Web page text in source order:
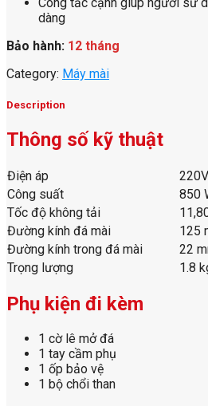
dàng
Bảo hành: 12 tháng
Category: Máy mài
Description
Thông số kỹ thuật
Điện áp
Công suất
850
Tốc độ không tải
Đường kính đá mài
125
Đường kính trong đá mài
22
Trọng lượng
1.8
Phụ kiện đi kèm
1 cờ lê mở đá
1 tay cầm phụ
1 ốp bảo vệ
1 bộ chổi than